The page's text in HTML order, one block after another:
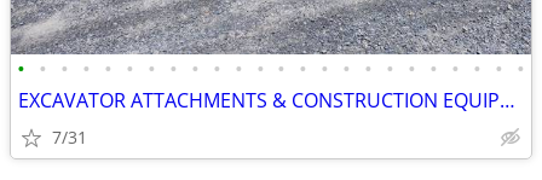
• • • • • • • • • • • • • • • • • • • • • • • •
EXCAVATOR ATTACHMENTS & CONSTRUCTION EQUIPMENT ON SALE!!!
7/31